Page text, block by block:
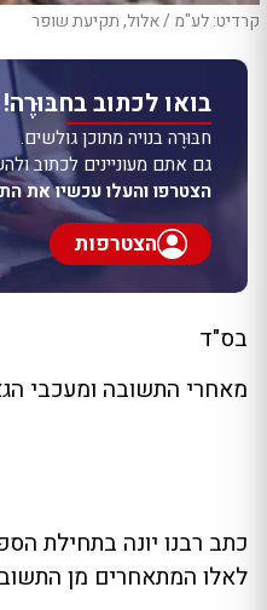
קרדיט: לע"מ / אלול, תקיעת שופר
בואו לכתוב בחבּוּרֶה!
חבּוּרֶה בנויה מתוכן גולשים.
גם אתם מעוניינים לכתוב
הצטרפו והעלו עכשיו את
הצטרפות
בס"ד
מאחרי התשובה ומעכבי
כתב רבנו יונה בתחילת
לאלו המתאחרים מן